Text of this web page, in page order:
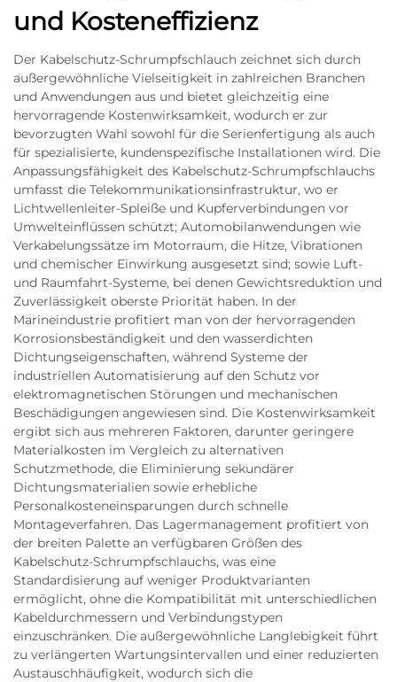
und Kosteneffizienz
Der Kabelschutz-Schrumpfschlauch zeichnet sich durch
außergewöhnliche Vielseitigkeit in zahlreichen Branchen
und Anwendungen aus und bietet gleichzeitig eine
hervorragende Kostenwirksamkeit, wodurch er zur
bevorzugten Wahl sowohl für die Serienfertigung als auch
für spezialisierte, kundenspezifische Installationen wird. Die
Anpassungsfähigkeit des Kabelschutz-Schrumpfschlauchs
umfasst die Telekommunikationsinfrastruktur, wo er
Lichtwellenleiter-Spleiße und Kupferverbindungen vor
Umwelteinflüssen schützt; Automobilanwendungen wie
Verkabelungssätze im Motorraum, die Hitze, Vibrationen
und chemischer Einwirkung ausgesetzt sind; sowie Luft-
und Raumfahrt-Systeme, bei denen Gewichtsreduktion und
Zuverlässigkeit oberste Priorität haben. In der
Marineindustrie profitiert man von der hervorragenden
Korrosionsbeständigkeit und den wasserdichten
Dichtungseigenschaften, während Systeme der
industriellen Automatisierung auf den Schutz vor
elektromagnetischen Störungen und mechanischen
Beschädigungen angewiesen sind. Die Kostenwirksamkeit
ergibt sich aus mehreren Faktoren, darunter geringere
Materialkosten im Vergleich zu alternativen
Schutzmethode, die Eliminierung sekundärer
Dichtungsmaterialien sowie erhebliche
Personalkosteneinsparungen durch schnelle
Montageverfahren. Das Lagermanagement profitiert von
der breiten Palette an verfügbaren Größen des
Kabelschutz-Schrumpfschlauchs, was eine
Standardisierung auf weniger Produktvarianten
ermöglicht, ohne die Kompatibilität mit unterschiedlichen
Kabeldurchmessern und Verbindungstypen
einzuschränken. Die außergewöhnliche Langlebigkeit führt
zu verlängerten Wartungsintervallen und einer reduzierten
Austauschhäufigkeit, wodurch sich die